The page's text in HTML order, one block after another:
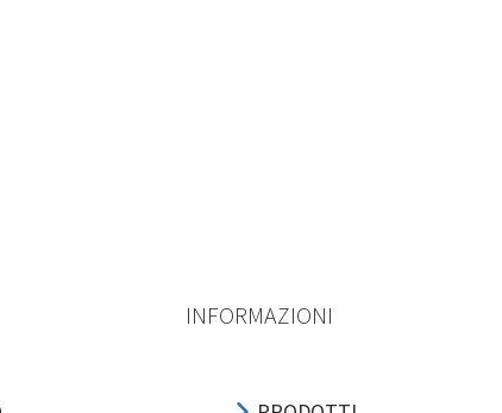
INFORMAZIONI